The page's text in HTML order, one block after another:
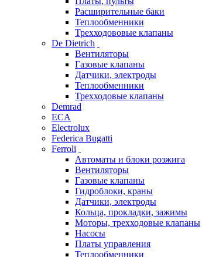
Расширительные баки
Теплообменники
Трехходововые клапаны
De Dietrich
Вентиляторы
Газовые клапаны
Датчики, электроды
Теплообменники
Трехходовые клапаны
Demrad
ECA
Electrolux
Federica Bugatti
Ferroli
Автоматы и блоки розжига
Вентиляторы
Газовые клапаны
Гидроблоки, краны
Датчики, электроды
Кольца, прокладки, зажимы
Моторы, трехходовые клапаны
Насосы
Платы управления
Теплообменники